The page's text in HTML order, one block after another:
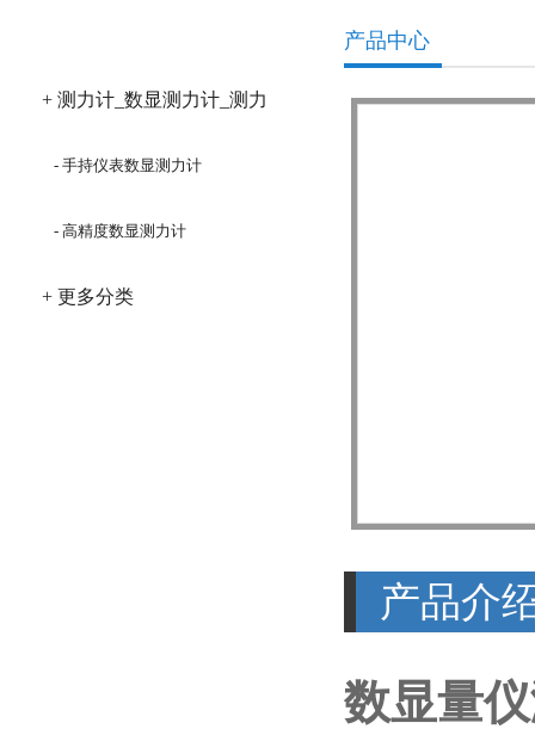
+ 测力计_数显测力计_测力
- 手持仪表数显测力计
- 高精度数显测力计
+ 更多分类
产品中心
产品介
数显量